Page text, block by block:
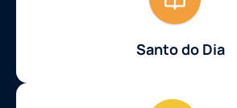
Santo do Dia